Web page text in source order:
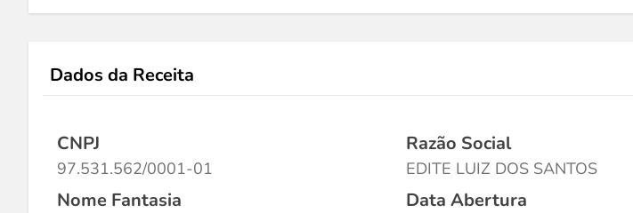
Dados da Receita
CNPJ
97.531.562/0001-01
Razão Social
EDITE LUIZ DOS SANTOS
Nome Fantasia Data Abertura